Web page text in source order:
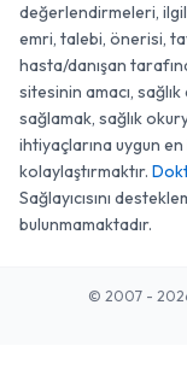
değerlendirmeleri,
emri, talebi, önerisi,
hasta/danışan
sitesinin amacı,
sağlamak, sağlık
ihtiyaçlarına uygun
kolaylaştırmaktır.
Sağlayıcısını
bulunmamaktadır.
© 2007 - 2026